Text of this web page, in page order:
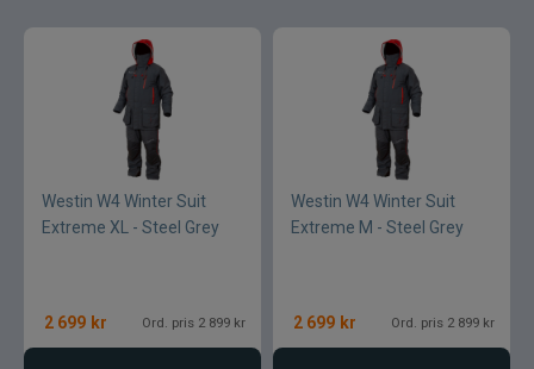
Bagar till fiske
Vantar och handskar
Mössor vantar sockor
Kläder till flugfiske
Vinterfiske
Westin W4 Winter Suit
Extreme XL - Steel Grey
2 699 kr Ord. pris 2 899 kr
Westin W4 Winter Suit
Extreme M - Steel Grey
2 699 kr Ord. pris 2 899 kr